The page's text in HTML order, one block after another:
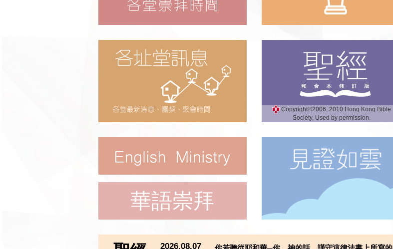
華語崇拜
Copyright©2006, 2010 Hong Kong Bible
Society, Used by permission.
2026.08.07